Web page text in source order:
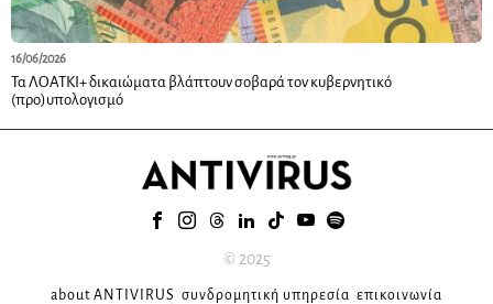
16/06/2026
Τα ΛΟΑΤΚΙ+ δικαιώματα βλάπτουν σοβαρά τον κυβερνητικό
(προ)υπολογισμό
© 2025
about ANTIVIRUS συνδρομητική υπηρεσία επικοινωνία